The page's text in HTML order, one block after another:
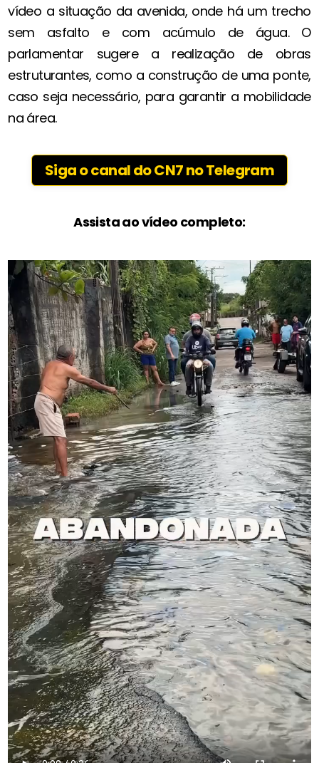
vídeo a situação da avenida, onde há um trecho
sem asfalto e com acúmulo de água. O
parlamentar sugere a realização de obras
estruturantes, como a construção de uma ponte,
caso seja necessário, para garantir a mobilidade
na área.
Siga o canal do CN7 no Telegram
Assista ao vídeo completo: